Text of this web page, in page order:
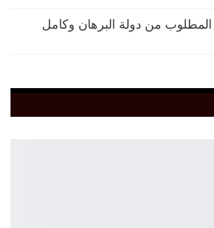
من دولة البرهان وكامل